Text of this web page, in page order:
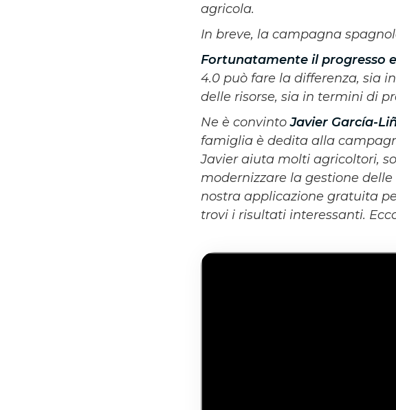
agricola.
In breve, la campagna
Fortunatamente il progresso
4.0 può fare la differenza, sia
delle risorse, sia in termini di
Ne è convintoJavier García-
famiglia è dedita alla
Javier aiuta molti agricoltori,
modernizzare la gestione
nostra applicazione gratuita
trovi i risultati interessanti.